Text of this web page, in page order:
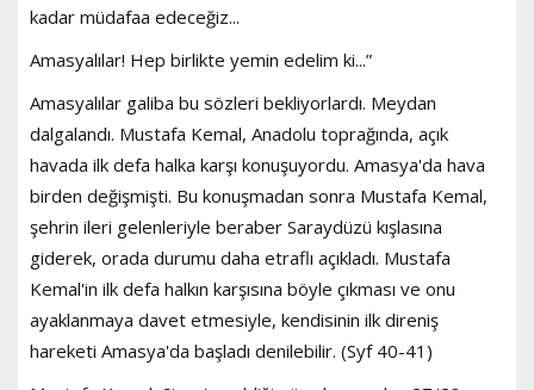
kadar müdafaa edeceğiz...
Amasyalılar! Hep birlikte yemin edelim ki...”
Amasyalılar galiba bu sözleri bekliyorlardı. Meydan
dalgalandı. Mustafa Kemal, Anadolu toprağında, açık
havada ilk defa halka karşı konuşuyordu. Amasya'da hava
birden değişmişti. Bu konuşmadan sonra Mustafa Kemal,
şehrin ileri gelenleriyle beraber Saraydüzü kışlasına
giderek, orada durumu daha etraflı açıkladı. Mustafa
Kemal'in ilk defa halkın karşısına böyle çıkması ve onu
ayaklanmaya davet etmesiyle, kendisinin ilk direniş
hareketi Amasya'da başladı denilebilir. (Syf 40-41)